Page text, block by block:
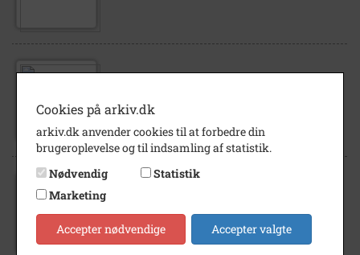
Kastrup Skole 7. b 1963-1964
Tårnby Skole. Klassebillede, 1944 -1945.
Cookies på arkiv.dk
arkiv.dk anvender cookies til at forbedre din
brugeroplevelse og til indsamling af statistik.
Nødvendig
Statistik
Marketing
Accepter nødvendige Accepter valgte